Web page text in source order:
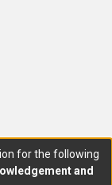
for the following
and